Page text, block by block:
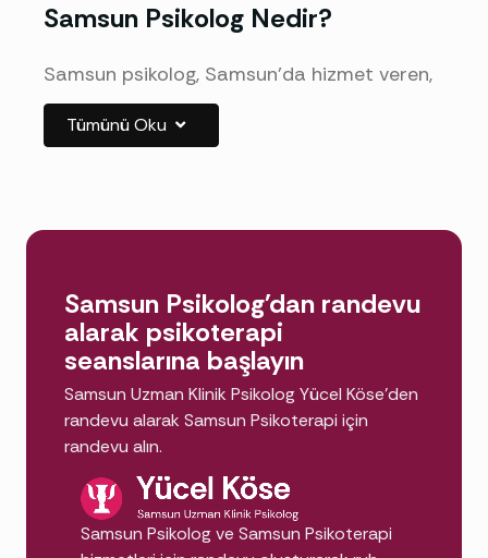
Samsun Psikolog Nedir?
Samsun psikolog, Samsun'da hizmet veren,
psikoloji lisansı üzerine klinik psikoloji
alanında uzmanlığını tamamlamış ruh
durumları bilimsel yöntemlerle değerlendirir;
EMDRgibi kanıta dayalı yaklaşımlarla
psikoterapi süreci yürütür.
Neden Samsun'da Psikolog
Desteği Almalıyım?
Terapi yalnızca "kriz anı" için değildir; yaşam
kalitenizi kalıcı biçimde yükseltir:
Tümünü Oku
Samsun Psikolog'dan randevu
alarak psikoterapi
seanslarına başlayın
Samsun Uzman Klinik Psikolog Yücel Köse'den
randevu alarak Samsun Psikoterapi için
randevu alın.
Samsun Psikolog ve Samsun Psikoterapi